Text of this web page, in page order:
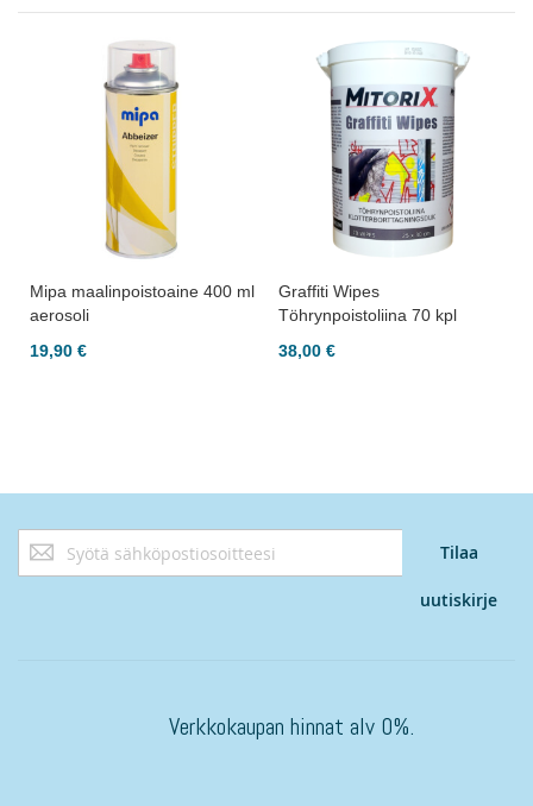
Mipa maalinpoistoaine 400 ml
aerosoli
19,90 €
Graffiti Wipes
Töhrynpoistoliina 70 kpl
38,00 €
Tilaa
uutiskirjeemme:
Tilaa
uutiskirje
Verkkokaupan hinnat alv 0%.